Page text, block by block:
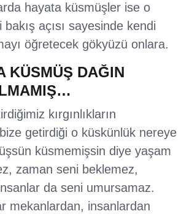
hayata küsmüşler ise o
açısı sayesinde kendi
öğretecek gökyüzü onlara.
KÜSMÜŞ DAĞIN
kırgınlıkların
bize getirdiği o küskünlük nereye
küsmemişsin diye yaşam
zaman seni beklemez,
da seni umursamaz.
mekanlardan, insanlardan